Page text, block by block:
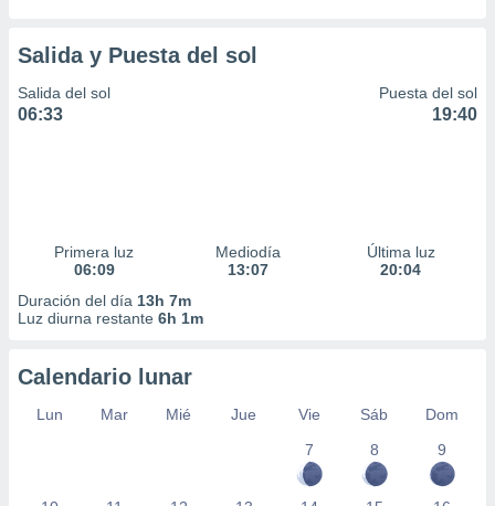
Salida y Puesta del sol
Salida del sol
06:33
Puesta del sol
19:40
Primera luz
06:09
Mediodía
13:07
Última luz
20:04
Duración del día 13h 7m
Luz diurna restante 6h 1m
Calendario lunar
Lun Mar Mié Jue Vie Sáb
Dom
7
8 9